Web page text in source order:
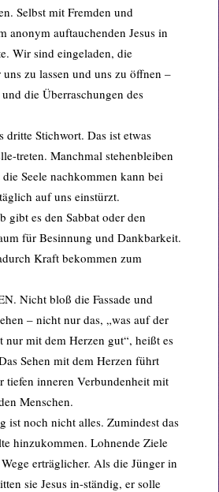
Selbst mit Fremden und
anonym auftauchenden Jesus in
Wir sind eingeladen, die
zu lassen und uns zu öffnen –
die Überraschungen des
dritte Stichwort. Das ist etwas
treten. Manchmal stehenbleiben
Seele nachkommen kann bei
auf uns einstürzt.
gibt es den Sabbat oder den
für Besinnung und Dankbarkeit.
Kraft bekommen zum
Nicht bloß die Fassade und
– nicht nur das, „was auf der
nur mit dem Herzen gut“, heißt es
Sehen mit dem Herzen führt
tiefen inneren Verbundenheit mit
Menschen.
ist noch nicht alles. Zumindest das
hinzukommen. Lohnende Ziele
erträglicher. Als die Jünger in
sie Jesus in-ständig, er solle